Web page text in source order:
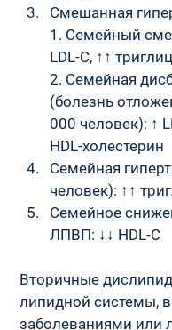
Смешанная
1. Семейный
LDL-C, ↑↑
2. Семейная
(болезнь
000 человек): ↑
HDL-холестерин
Семейная
человек): ↑↑
Семейное
ЛПВП: ↓↓ HDL-C
Вторичные
липидной системы,
заболеваниями или